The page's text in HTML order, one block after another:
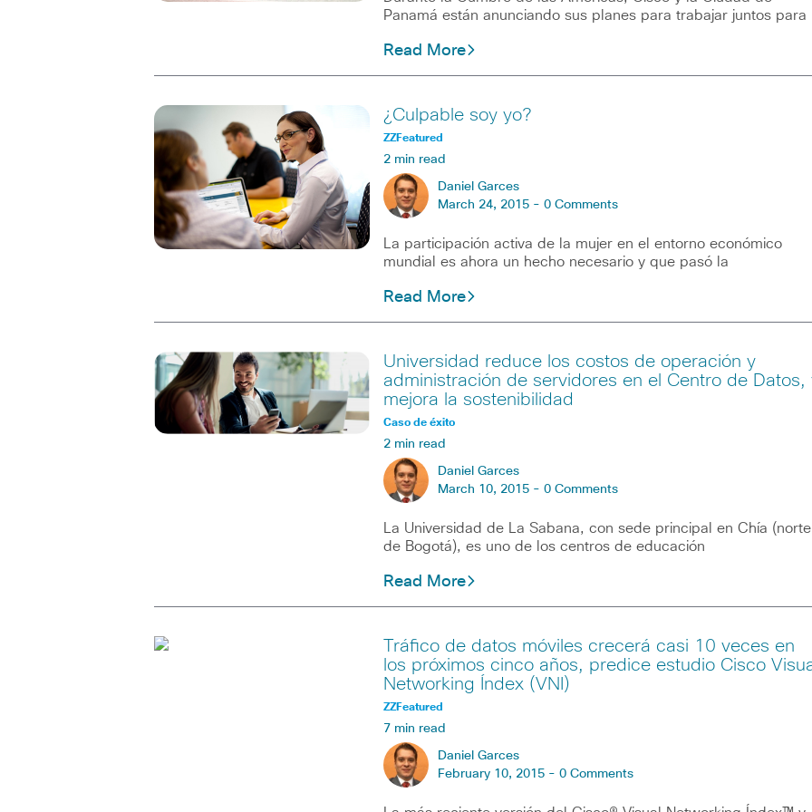
Panamá están anunciando sus planes para trabajar juntos para
Read More
¿Culpable soy yo?
ZZFeatured
2 min read
Daniel Garces
March 24, 2015 - 0 Comments
La participación activa de la mujer en el entorno económico
mundial es ahora un hecho necesario y que pasó la
Read More
Universidad reduce los costos de operación y
administración de servidores en el Centro de Datos,
mejora la sostenibilidad
Caso de éxito
2 min read
Daniel Garces
March 10, 2015 - 0 Comments
La Universidad de La Sabana, con sede principal en Chía (norte
de Bogotá), es uno de los centros de educación
Read More
Tráfico de datos móviles crecerá casi 10 veces en
los próximos cinco años, predice estudio Cisco
Networking Índex (VNI)
ZZFeatured
7 min read
Daniel Garces
February 10, 2015 - 0 Comments